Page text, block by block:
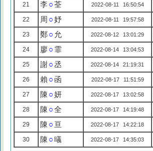
21 李○荃 2022-08-11 16:50:54
22 周 ○妤 2022-08-11 19:57:58
23 鄭○ 允 2022-08-12 13:01:29
24 廖○ 霏 2022-08-14 13:04:53
25 謝○丞 2022-08-14 21:19:31
26 賴 ○ 函 2022-08-17 11:51:59
27 陳 ○妍 2022-08-17 13:02:58
28 陳 ○全 2022-08-17 14:19:48
29 陳 ○ 亘 2022-08-17 14:22:18
30 陳 ○㬢 2022-08-17 14:35:03